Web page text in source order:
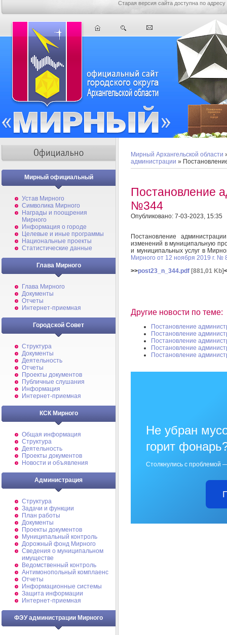
Старая версия сайта доступна по адресу
Мирный официальный
Устав Мирного
Символика Мирного
Награды и поощрения
Мирного
Информация о городе
Целевые и иные программы
Национальные проекты
Статистические данные
Глава Мирного
Глава Мирного
Документы
Отчеты
Интернет-приемная
Городской Совет
Структура
Документы
Деятельность
Отчеты
Проекты документов
Публичные слушания
Информация
Интернет-приемная
КСК Мирного
Общая информация
Структура
Деятельность
Проекты документов
Новости и объявления
Администрация
Структура
Задачи и функции
План работы
Документы
Проекты документов
Муниципальный контроль
Дорожный фонд Мирного
Cведения о муниципальном
имуществе
Ведомственный контроль
Антимонопольный комплаенс
Отчеты
Информационные системы
Защита информации
Интернет-приемная
ФЭУ администрации Мирного
Мирный Архангельской области
администрации »
Постановление
№344
Опубликовано: 7-03-2023, 15:35
Постановление
изменений в муниципальную
и муниципальных услуг в
Мирного от 12 ноября 2019 г. №
>>post23_n_344.pdf [881,01 Kb]
Другие новости по теме:
Постановление
Постановление
Постановление
Постановление
Постановление
Не убран
горит
Столкнулись с проблемой